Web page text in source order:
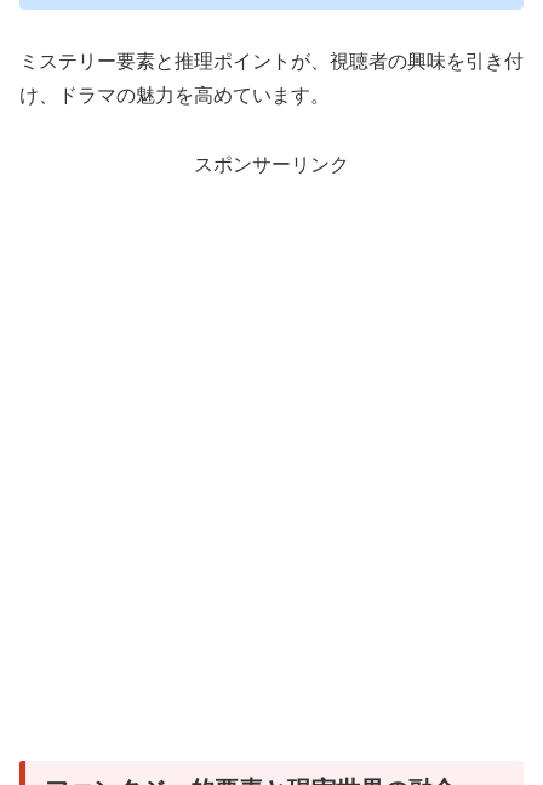
ミステリー要素と推理ポイントが、視聴者の興味を引き付
け、ドラマの魅力を高めています。
スポンサーリンク